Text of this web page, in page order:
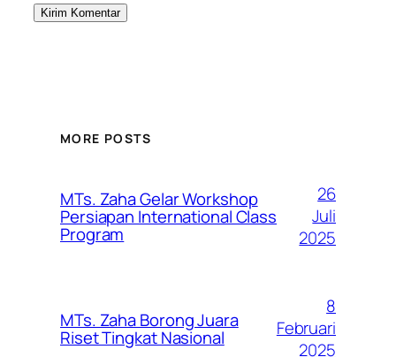
MORE POSTS
MTs. Zaha Gelar Workshop
Persiapan International Class
Program
26
Juli
2025
MTs. Zaha Borong Juara
Riset Tingkat Nasional
8
Februari
2025